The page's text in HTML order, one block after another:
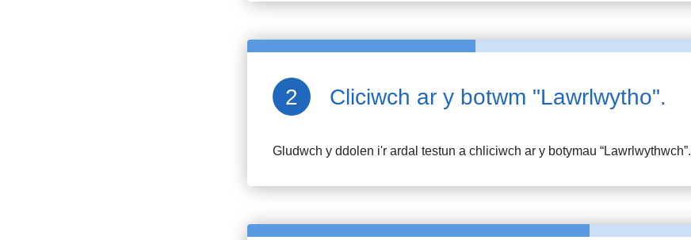
Cliciwch ar y botwm "Lawrlwytho".
Gludwch y ddolen i'r ardal testun a chliciwch ar y botymau “Lawrlwythwch”.